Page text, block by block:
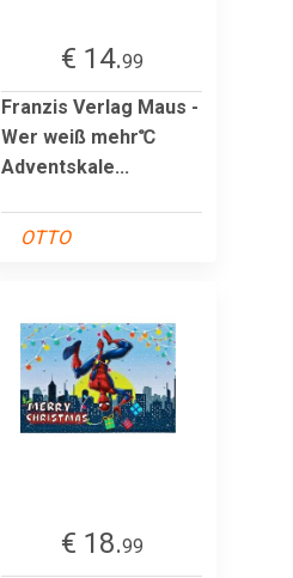
€ 14.99
Franzis Verlag Maus -
Wer weiß mehr℃
Adventskale...
OTTO
€ 18.99